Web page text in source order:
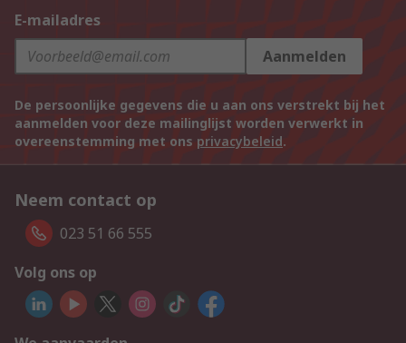
E-mailadres
Aanmelden
De persoonlijke gegevens die u aan ons verstrekt bij het
aanmelden voor deze mailinglijst worden verwerkt in
overeenstemming met ons privacybeleid.
Neem contact op
023 51 66 555
Volg ons op